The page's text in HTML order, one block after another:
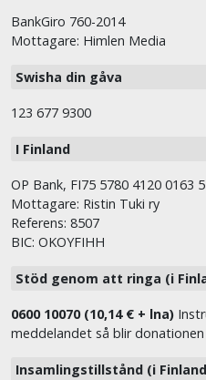
BankGiro 760-2014
Mottagare: Himlen Media
Swisha din gåva
123 677 9300
I Finland
OP Bank, FI75 5780 4120 0163
Mottagare: Ristin Tuki ry
Referens: 8507
BIC: OKOYFIHH
Stöd genom att ringa (i
0600 10070 (10,14 € + lna)
meddelandet så blir
Insamlingstillstånd (i